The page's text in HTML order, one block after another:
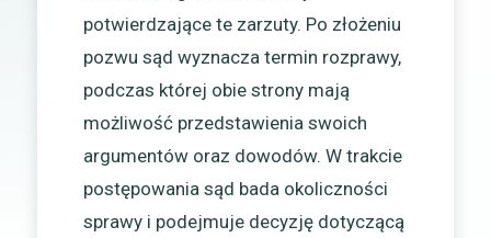
potwierdzające te zarzuty. Po złożeniu
pozwu sąd wyznacza termin rozprawy,
podczas której obie strony mają
możliwość przedstawienia swoich
argumentów oraz dowodów. W trakcie
postępowania sąd bada okoliczności
sprawy i podejmuje decyzję dotyczącą